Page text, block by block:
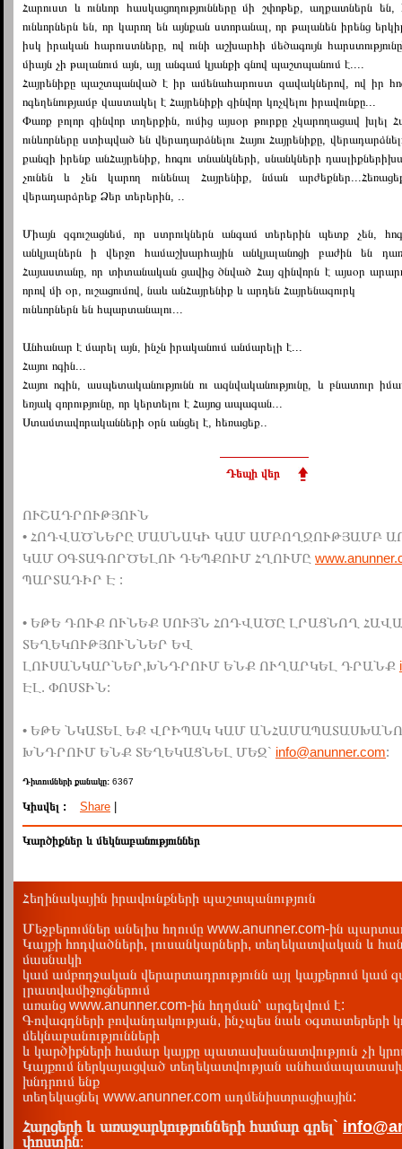
Հարուստ և ունևոր հասկացողությունները մի շփոթեք, աղքատներն
ունևորներն են, որ կարող են այնքան ստորանալ, որ թալանեն իրենց
իսկ իրական հարուստները, ով ունի աշխարհի մեծագույն
միայն չի թալանում այն, այլ անգամ կյանքի գնով պաշտպանում է....
Հայրենիքը պաշտպանված է իր ամենահարուստ զավակներով, ով իր
ոգեղենությամբ վաստակել է Հայրենիքի զինվոր կոչվելու իրավունքը...
Փառք բոլոր զինվոր տղերքին, ումից այսօր թուրքը չկարողացավ խլել
ունևորները ստիպված են վերադարձնելու Հայու Հայրենիքը,
քանզի իրենք անՀայրենիք, հոգու տնանկների, սնանկների
չունեն և չեն կարող ունենալ Հայրենիք, նման
վերադարձրեք Ձեր տերերին, ..
Միայն զգուշացնեմ, որ ստրուկներն անգամ տերերին պետք չեն,
անկյալներն ի վերջո համաշխարհային անկյալանոցի բաժին են
Հայաստանը, որ տիտանական ցավից ծնված Հայ զինվորն է այսօր
որով մի օր, ուշացումով, նաև անՀայրենիք և արդեն Հայրենազուրկ
ունևորներն են հպարտանալու...
Անհանար է մարել այն, ինչն իրականում անմարելի է...
Հայու ոգին...
Հայու ոգին, ասպետականությունն ու ազնվականությունը, և բնատուր
եռյակ զորությունը, որ կերտելու է Հայոց ապագան...
Ստամտավորականների օրն անցել է, հեռացեք..
Դեպի վեր
ՈՒՇԱԴՐՈՒԹՅՈՒՆ
• ՀՈԴՎԱԾՆԵՐԸ ՄԱՍՆԱԿԻ ԿԱՄ ԱՄԲՈՂՋՈՒԹՅԱՄԲ
ԿԱՄ ՕԳՏԱԳՈՐԾԵԼՈՒ ԴԵՊՔՈՒՄ ՀՂՈՒՄԸ
ՊԱՐՏԱԴԻՐ Է :
• ԵԹԵ ԴՈՒՔ ՈՒՆԵՔ ՍՈՒՅՆ ՀՈԴՎԱԾԸ ԼՐԱՑՆՈՂ
ՏԵՂԵԿՈՒԹՅՈՒՆՆԵՐ ԵՎ
ԼՈՒՍԱՆԿԱՐՆԵՐ,ԽՆԴՐՈՒՄ ԵՆՔ ՈՒՂԱՐԿԵԼ ԴՐԱՆՔ
ԷԼ. ՓՈՍՏԻՆ:
• ԵԹԵ ՆԿԱՏԵԼ ԵՔ ՎՐԻՊԱԿ ԿԱՄ
ԽՆԴՐՈՒՄ ԵՆՔ ՏԵՂԵԿԱՑՆԵԼ ՄԵԶ` info@anunner.com:
Դիտումների քանակը: 6367
Կիսվել : Share
Կարծիքներ և մեկնաբանություններ
Հեղինակային իրավունքների պաշտպանություն
Մեջբերումներ անելիս հղումը www.anunner.com-ին
Կայքի հոդվածների, լուսանկարների, տեղեկատվական և
մասնակի
կամ ամբողջական վերարտադրությունն այլ կայքերում կամ
լրատվամիջոցներում
առանց www.anunner.com-ին հղղման՝ արգելվում է:
Գովազդների բովանդակության, ինչպես նաև օգտատերերի
մեկնաբանությունների
և կարծիքների համար կայքը պատասխանատվություն չի
Կայքում ներկայացված տեղեկատվության
խնդրում ենք
տեղեկացնել www.anunner.com ադմենիստրացիային:
Հարցերի և առաջարկությունների համար գրել`
փոստին: